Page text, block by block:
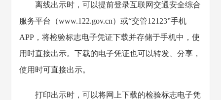
离线出示时，可以提前登录互联网交通安全综合
服务平台（www.122.gov.cn）或“交管12123”手机
APP，将检验标志电子凭证下载并存储于手机中，使
用时直接出示。下载的电子凭证也可以转发、分享，
使用时可直接出示。
打印出示时，可以将网上下载的检验标志电子凭